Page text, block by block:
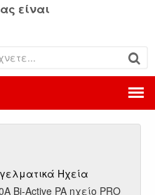
είναι
Ηχεία
Bi-Active PA ηχείο PRO